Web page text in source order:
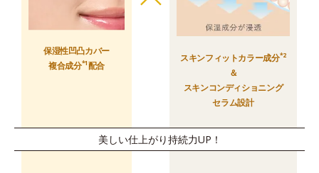
保湿性凹凸カバー
複合成分*1配合
スキンフィットカラー成分*2
＆
スキンコンディショニング
セラム設計
美しい仕上がり持続力UP！